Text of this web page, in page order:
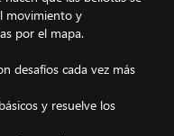
movimiento y
por el mapa.
desafíos cada vez más
y resuelve los